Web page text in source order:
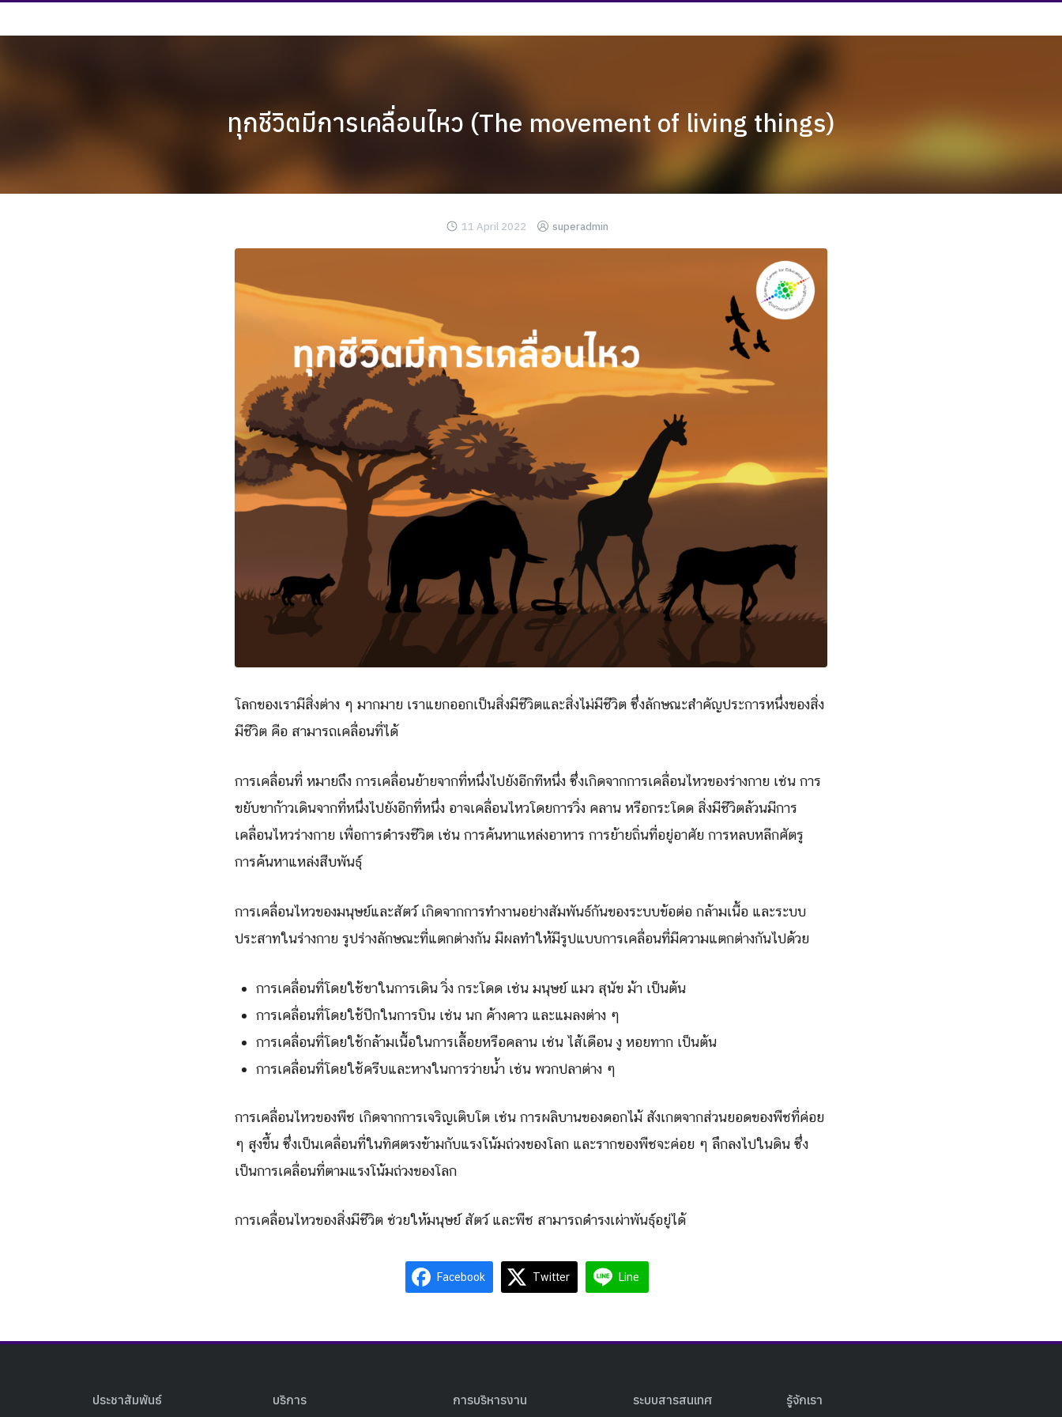
to
Search
ทุกชีวิตมีการเคลื่อนไหว (The movement of living things)
11 April 2022 superadmin
โลกของเรามีสิ่งต่าง ๆ มากมาย เราแยกออกเป็นสิ่งมีชีวิตและสิ่งไม่มีชีวิต ซึ่งลักษณะสำคัญประการหนึ่งของสิ่ง
มีชีวิต คือ สามารถเคลื่อนที่ได้
การเคลื่อนที่ หมายถึง การเคลื่อนย้ายจากที่หนึ่งไปยังอีกทีหนึ่ง ซึ่งเกิดจากการเคลื่อนไหวของร่างกาย เช่น การ
ขยับขาก้าวเดินจากที่หนึ่งไปยังอีกที่หนึ่ง อาจเคลื่อนไหวโดยการวิ่ง คลาน หรือกระโดด สิ่งมีชีวิตล้วนมีการ
เคลื่อนไหวร่างกาย เพื่อการดำรงชีวิต เช่น การค้นหาแหล่งอาหาร การย้ายถิ่นที่อยู่อาศัย การหลบหลีกศัตรู
การค้นหาแหล่งสืบพันธุ์
การเคลื่อนไหวของมนุษย์และสัตว์ เกิดจากการทำงานอย่างสัมพันธ์กันของระบบข้อต่อ กล้ามเนื้อ และระบบ
ประสาทในร่างกาย รูปร่างลักษณะที่แตกต่างกัน มีผลทำให้มีรูปแบบการเคลื่อนที่มีความแตกต่างกันไปด้วย
การเคลื่อนที่โดยใช้ขาในการเดิน วิ่ง กระโดด เช่น มนุษย์ แมว สุนัข ม้า เป็นต้น
การเคลื่อนที่โดยใช้ปีกในการบิน เช่น นก ค้างคาว และแมลงต่าง ๆ
การเคลื่อนที่โดยใช้กล้ามเนื้อในการเลื้อยหรือคลาน เช่น ไส้เดือน งู หอยทาก เป็นต้น
การเคลื่อนที่โดยใช้ครีบและหางในการว่ายน้ำ เช่น พวกปลาต่าง ๆ
การเคลื่อนไหวของพืช เกิดจากการเจริญเติบโต เช่น การผลิบานของดอกไม้ สังเกตจากส่วนยอดของพืชที่ค่อย
ๆ สูงขึ้น ซึ่งเป็นเคลื่อนที่ในทิศตรงข้ามกับแรงโน้มถ่วงของโลก และรากของพืชจะค่อย ๆ ลึกลงไปในดิน ซึ่ง
เป็นการเคลื่อนที่ตามแรงโน้มถ่วงของโลก
การเคลื่อนไหวของสิ่งมีชีวิต ช่วยให้มนุษย์ สัตว์ และพืช สามารถดำรงเผ่าพันธุ์อยู่ได้
Facebook Twitter Line
ประชาสัมพันธ์ บริการ การบริหารงาน ระบบสารสนเทศ รู้จักเรา